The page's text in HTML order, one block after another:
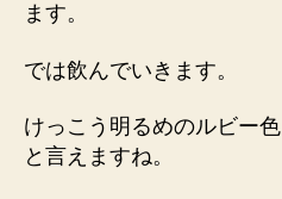
ます。
では飲んでいきます。
けっこう明るめのルビー
と言えますね。